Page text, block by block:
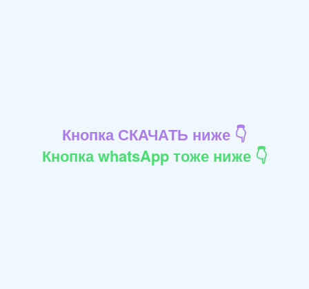
Кнопка СКАЧАТЬ ниже 👇
Кнопка whatsApp тоже ниже 👇